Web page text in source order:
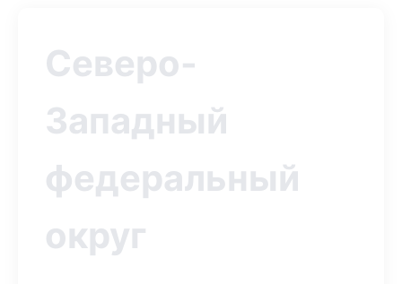
Северо-
Западный
федеральный
округ